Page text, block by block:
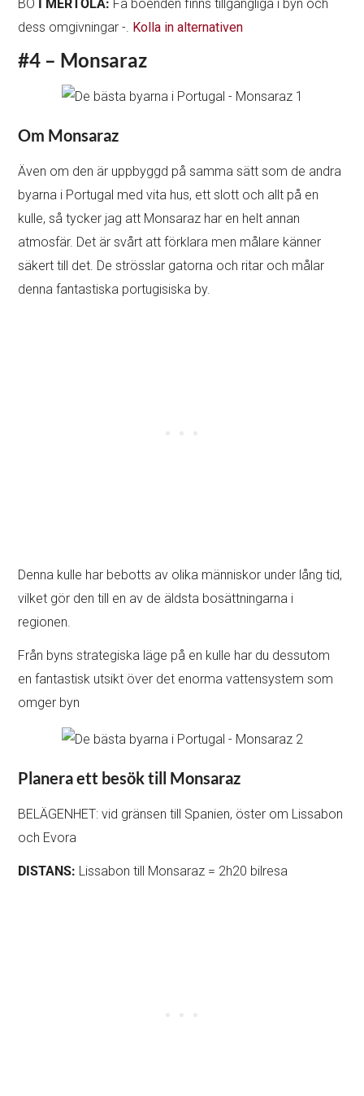
BO I MERTOLA: Få boenden finns tillgängliga i byn och
dess omgivningar -. Kolla in alternativen
#4 – Monsaraz
Om Monsaraz
Även om den är uppbyggd på samma sätt som de andra
byarna i Portugal med vita hus, ett slott och allt på en
kulle, så tycker jag att Monsaraz har en helt annan
atmosfär. Det är svårt att förklara men målare känner
säkert till det. De strösslar gatorna och ritar och målar
denna fantastiska portugisiska by.
Denna kulle har bebotts av olika människor under lång tid,
vilket gör den till en av de äldsta bosättningarna i
regionen.
Från byns strategiska läge på en kulle har du dessutom
en fantastisk utsikt över det enorma vattensystem som
omger byn
Planera ett besök till Monsaraz
BELÄGENHET: vid gränsen till Spanien, öster om Lissabon
och Evora
DISTANS: Lissabon till Monsaraz = 2h20 bilresa